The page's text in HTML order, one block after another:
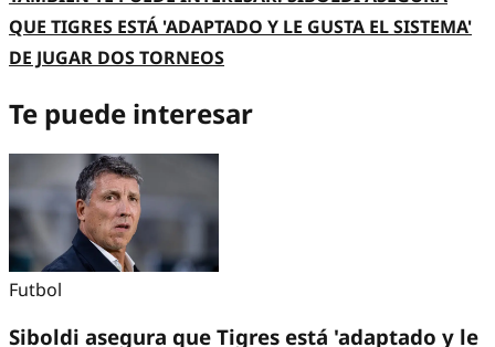
QUE TIGRES ESTÁ 'ADAPTADO Y LE GUSTA EL SISTEMA'
DE JUGAR DOS TORNEOS
Te puede interesar
Futbol
Siboldi asegura que Tigres está 'adaptado y le